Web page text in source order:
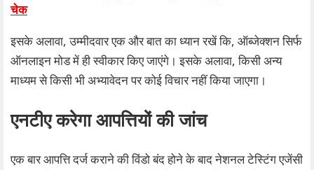
चेक
इसके अलावा, उम्मीदवार एक और बात का ध्यान रखें कि, ऑब्जेक्शन सिर्फ
ऑनलाइन मोड में ही स्वीकार किए जाएंगे। इसके अलावा, किसी अन्य
माध्यम से किसी भी अभ्यावेदन पर कोई विचार नहीं किया जाएगा।
एनटीए करेगा आपत्तियों की जांच
एक बार आपत्ति दर्ज कराने की विंडो बंद होने के बाद नेशनल टेस्टिंग एजेंसी